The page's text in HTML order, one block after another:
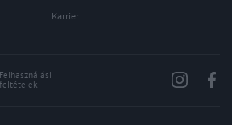
Karrier
Felhasználási
feltételek